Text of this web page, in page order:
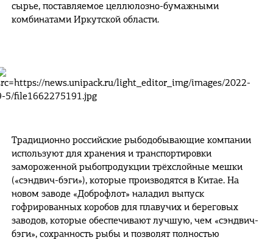
сырье, поставляемое целлюлозно-бумажными
комбинатами Иркутской области.
Традиционно российские рыбодобывающие компании
используют для хранения и транспортировки
замороженной рыбопродукции трёхслойные мешки
(«сэндвич-бэги»), которые производятся в Китае. На
новом заводе «Доброфлот» наладил выпуск
гофрированных коробов для плавучих и береговых
заводов, которые обеспечивают лучшую, чем «сэндвич-
бэги», сохранность рыбы и позволят полностью